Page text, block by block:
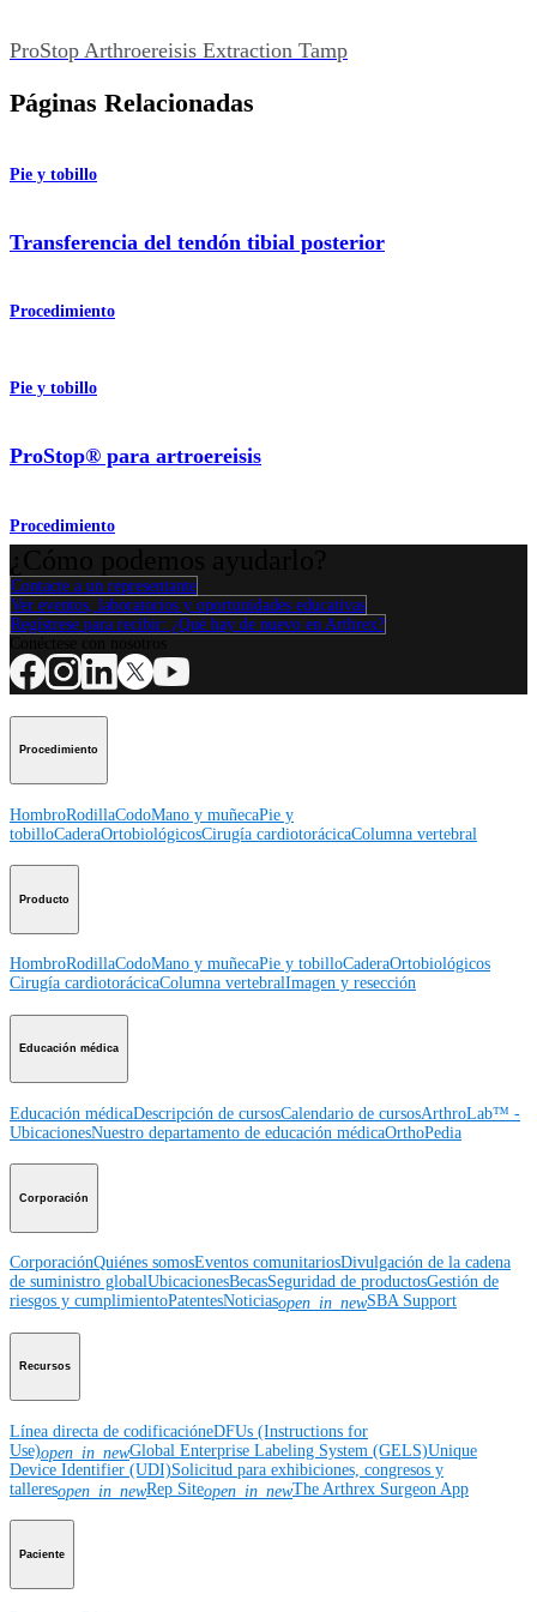
ProStop Arthroereisis Extraction Tamp
Páginas Relacionadas
Pie y tobillo
Transferencia del tendón tibial posterior
Procedimiento
Pie y tobillo
ProStop® para artroereisis
Procedimiento
Contacte a un representante
Ver eventos, laboratorios y oportunidades educativas
Regístrese para recibir: ¿Qué hay de nuevo en Arthrex?
Procedimiento
HombroRodillaCodoMano y muñecaPie y
tobilloCaderaOrtobiológicosCirugía cardiotorácicaColumna vertebral
Producto
HombroRodillaCodoMano y muñecaPie y tobilloCaderaOrtobiológicos
Cirugía cardiotorácicaColumna vertebralImagen y resección
Educación médica
Educación médicaDescripción de cursosCalendario de cursosArthroLab™ -
UbicacionesNuestro departamento de educación médicaOrthoPedia
Corporación
CorporaciónQuiénes somosEventos comunitariosDivulgación de la cadena
de suministro globalUbicacionesBecasSeguridad de productosGestión de
riesgos y cumplimientoPatentesNoticiasopen_in_newSBA Support
Recursos
Línea directa de codificacióneDFUs (Instructions for
Use)open_in_newGlobal Enterprise Labeling System (GELS)Unique
Device Identifier (UDI)Solicitud para exhibiciones, congresos y
talleresopen_in_newRep Siteopen_in_newThe Arthrex Surgeon App
Paciente